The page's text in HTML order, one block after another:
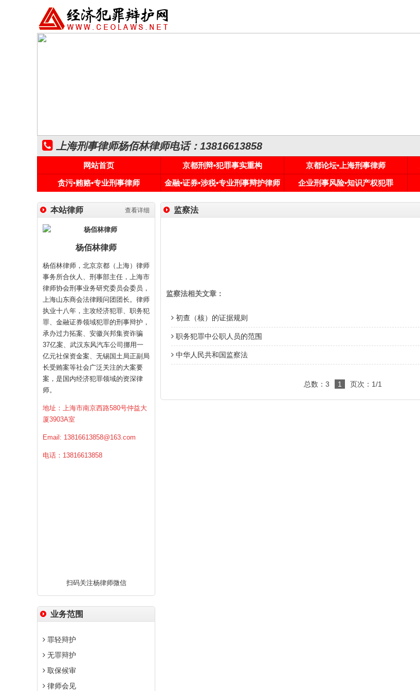
上海刑事律师杨佰林律师电话：13816613858
网站首页 京都刑辩•犯罪事实重构 京都论坛•上海刑事律师
贪污•贿赂•专业刑事律师
金融•证券•涉税•专业刑事辩护律师 企业刑事风险•知识产权犯罪
查看详细
本站律师
杨佰林律师
杨佰林律师，北京京都（上海）律师
事务所合伙人、刑事部主任，上海市
律师协会刑事业务研究委员会委员，
上海山东商会法律顾问团团长。律师
执业十八年，主攻经济犯罪、职务犯
罪、金融证券领域犯罪的刑事辩护，
承办过力拓案、安徽兴邦集资诈骗
37亿案、武汉东风汽车公司挪用一
亿元社保资金案、无锡国土局正副局
长受贿案等社会广泛关注的大案要
案，是国内经济犯罪领域的资深律
师。
地址：上海市南京西路580号仲益大
厦3903A室
Email: 13816613858@163.com
电话：13816613858
扫码关注杨律师微信
业务范围
罪轻辩护
无罪辩护
取保候审
律师会见
监察法
监察法相关文章：
初查（核）的证据规则
职务犯罪中公职人员的范围
中华人民共和国监察法
总数：3 1 页次：1/1